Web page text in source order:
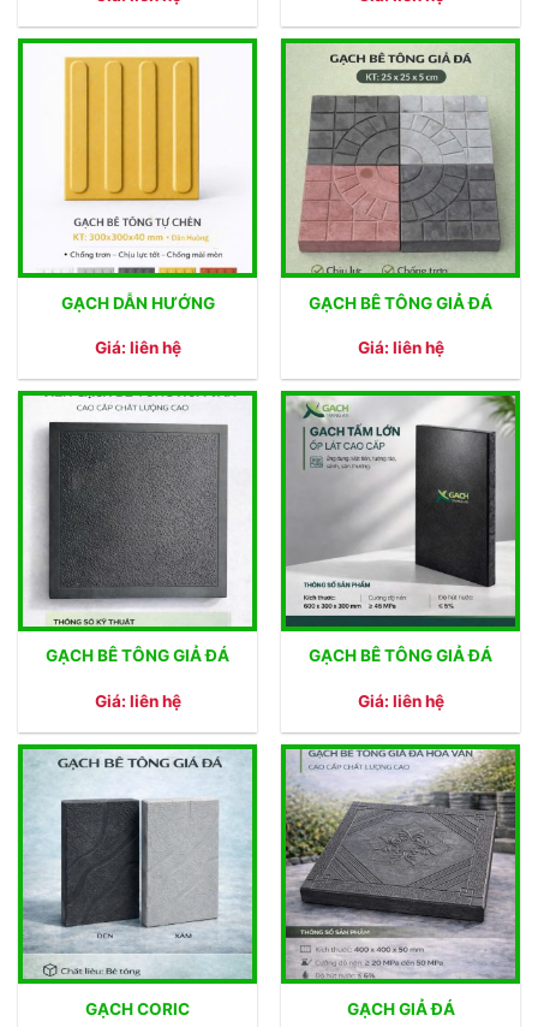
GẠCH DẪN HƯỚNG
Giá: liên hệ
GẠCH BÊ TÔNG GIẢ ĐÁ
Giá: liên hệ
GẠCH BÊ TÔNG GIẢ ĐÁ
Giá: liên hệ
GẠCH BÊ TÔNG GIẢ ĐÁ
Giá: liên hệ
GẠCH CORIC GẠCH GIẢ ĐÁ